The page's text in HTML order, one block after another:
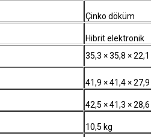
Çinko döküm
Hibrit elektronik
35,3 × 35,8 × 22,1
41,9 × 41,4 × 27,9
42,5 × 41,3 × 28,6
10,5 kg